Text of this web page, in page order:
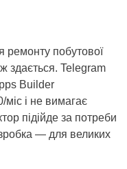
ремонту побутової
здається. Telegram
Builder
міс і не вимагає
підійде за потреби
— для великих